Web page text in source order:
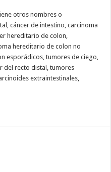
otros nombres o
cáncer de intestino, carcinoma
hereditario de colon,
hereditario de colon no
esporádicos, tumores de ciego,
del recto distal, tumores
extraintestinales,